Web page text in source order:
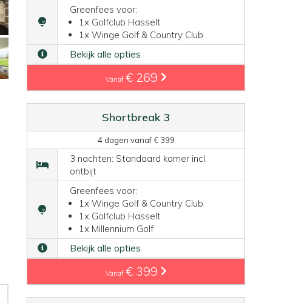
Greenfees voor:
1x Golfclub Hasselt
1x Winge Golf & Country Club
Bekijk alle opties
Vanaf € 269
Shortbreak 3
4 dagen vanaf € 399
3 nachten: Standaard kamer incl.
ontbijt
Greenfees voor:
1x Winge Golf & Country Club
1x Golfclub Hasselt
1x Millennium Golf
Bekijk alle opties
Vanaf € 399